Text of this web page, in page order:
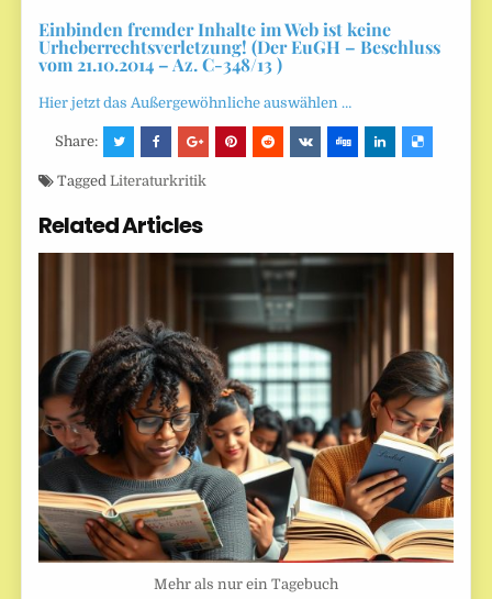
Einbinden fremder Inhalte im Web ist keine
Urheberrechtsverletzung! (Der EuGH – Beschluss
vom 21.10.2014 – Az. C-348/13 )
Hier jetzt das Außergewöhnliche auswählen …
Share:
TaggedLiteraturkritik
Related Articles
Mehr als nur ein Tagebuch